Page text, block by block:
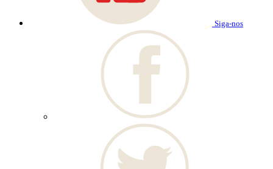
Siga-nos